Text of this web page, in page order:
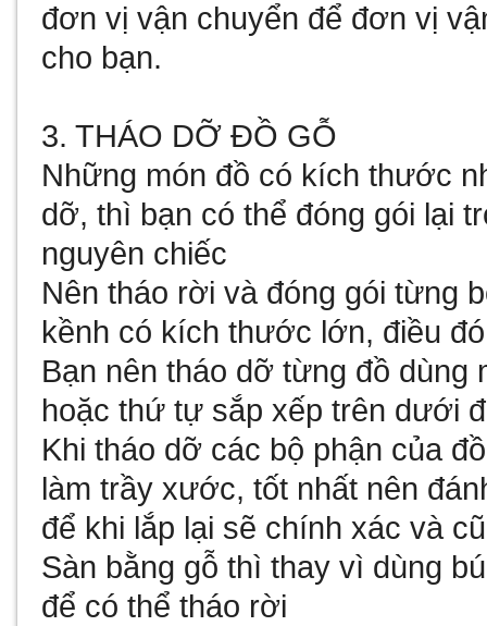
đơn vị vận chuyển để đơn vị
cho bạn.
3. THÁO DỠ ĐỒ GỖ
Những món đồ có kích thước
dỡ, thì bạn có thể đóng gói lại
nguyên chiếc
Nên tháo rời và đóng gói từng
kềnh có kích thước lớn, điều
Bạn nên tháo dỡ từng đồ dùng
hoặc thứ tự sắp xếp trên dưới
Khi tháo dỡ các bộ phận của
làm trầy xước, tốt nhất nên
để khi lắp lại sẽ chính xác và
Sàn bằng gỗ thì thay vì dùng
để có thể tháo rời